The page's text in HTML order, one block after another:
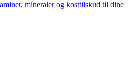
mineraler og kosttilskud til dine